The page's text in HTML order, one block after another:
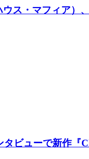
ス・マフィア
ビューで新作『